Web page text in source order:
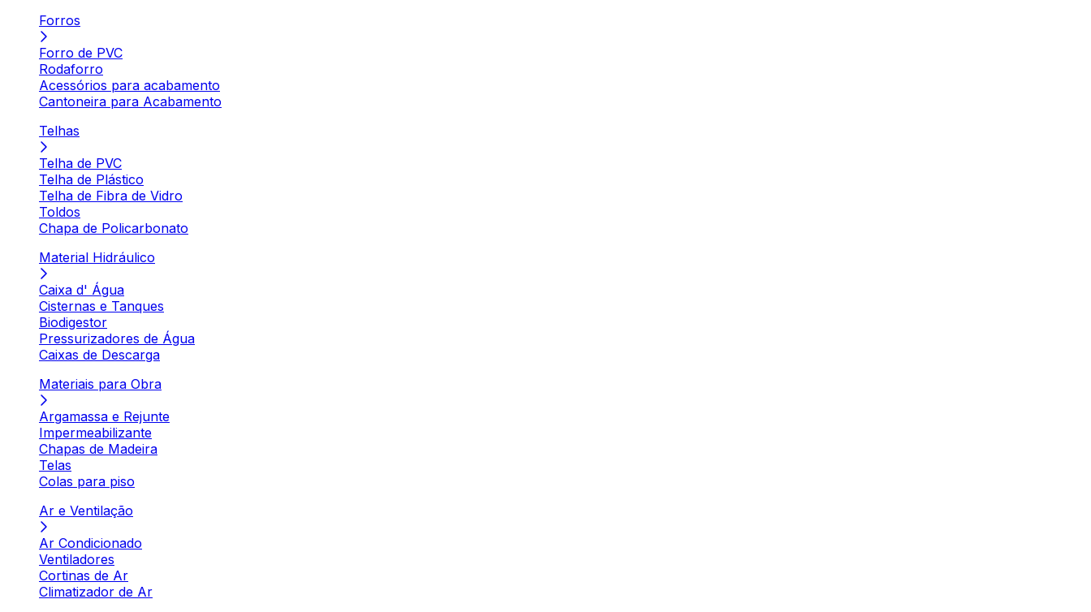
Forros
Forro de PVC
Rodaforro
Acessórios para acabamento
Cantoneira para Acabamento
Telhas
Telha de PVC
Telha de Plástico
Telha de Fibra de Vidro
Toldos
Chapa de Policarbonato
Material Hidráulico
Caixa d' Água
Cisternas e Tanques
Biodigestor
Pressurizadores de Água
Caixas de Descarga
Materiais para Obra
Argamassa e Rejunte
Impermeabilizante
Chapas de Madeira
Telas
Colas para piso
Ar e Ventilação
Ar Condicionado
Ventiladores
Cortinas de Ar
Climatizador de Ar